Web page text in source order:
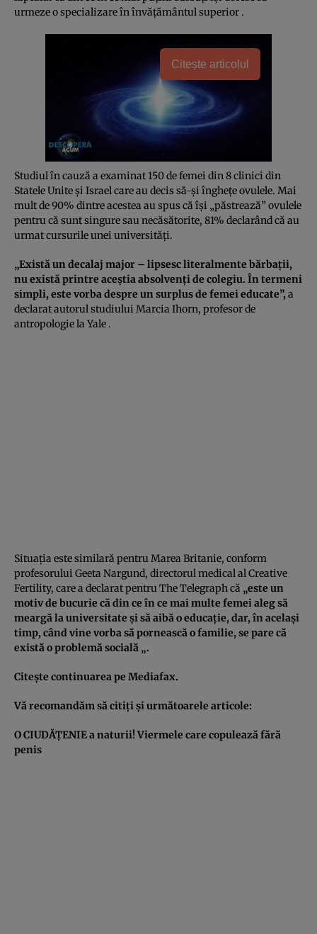
urmeze o specializare în învăţământul superior .
Citește articolul
Studiul în cauză a examinat 150 de femei din 8 clinici din
Statele Unite şi Israel care au decis să-şi îngheţe ovulele. Mai
mult de 90% dintre acestea au spus că îşi „păstrează” ovulele
pentru că sunt singure sau necăsătorite, 81% declarând că au
urmat cursurile unei universităţi.
„Există un decalaj major – lipsesc literalmente bărbaţii,
nu există printre aceştia absolvenţi de colegiu. În termeni
simpli, este vorba despre un surplus de femei educate”,a
declarat autorul studiului Marcia Ihorn, profesor de
antropologie la Yale .
Situaţia este similară pentru Marea Britanie, conform
profesorului Geeta Nargund, directorul medical al Creative
Fertility, care a declarat pentru The Telegraph că „este un
motiv de bucurie că din ce în ce mai multe femei aleg să
meargă la universitate şi să aibă o educaţie, dar, în acelaşi
timp, când vine vorba să pornească o familie, se pare că
există o problemă socială „.
Citeşte continuarea pe Mediafax.
Vă recomandăm să citiţi şi următoarele articole:
O CIUDĂŢENIE a naturii! Viermele care copulează fără
penis